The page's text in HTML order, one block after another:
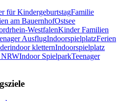
für KindergeburtstagFamilie
am BauernhofOstsee
WestfalenKinder Familien
AusflugIndoorspielplatzFerien
indoor kletternIndoorspielplatz
NRWIndoor SpielparkTeenager